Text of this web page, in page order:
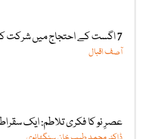
7 اگست کے احتجاج میں شرکت کیوں ضروری ہے؟
آصف اقبال
عصرِ نو کا فکری تلاطم: ایک